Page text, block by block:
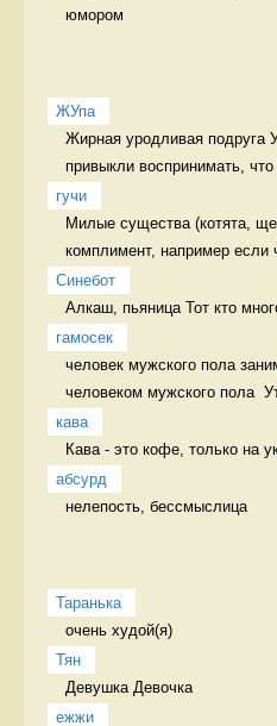
юмором
ЖУпа
Жирная уродливая подруга
привыкли воспринимать,
гучи
Милые существа (котята,
комплимент, например если
Синебот
Алкаш, пьяница Тот кто
гамосек
человек мужского пола
человеком мужского пола
кава
Кава - это кофе, только на
абсурд
нелепость, бессмыслица
Таранька
очень худой(я)
Тян
Девушка Девочка
ежжи